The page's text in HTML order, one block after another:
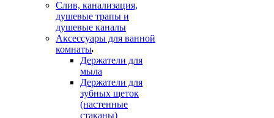
Слив, канализация,
душевые трапы и
душевые каналы
Аксессуары для ванной
комнаты
Держатели для
мыла
Держатели для
зубных щеток
(настенные
стаканы)